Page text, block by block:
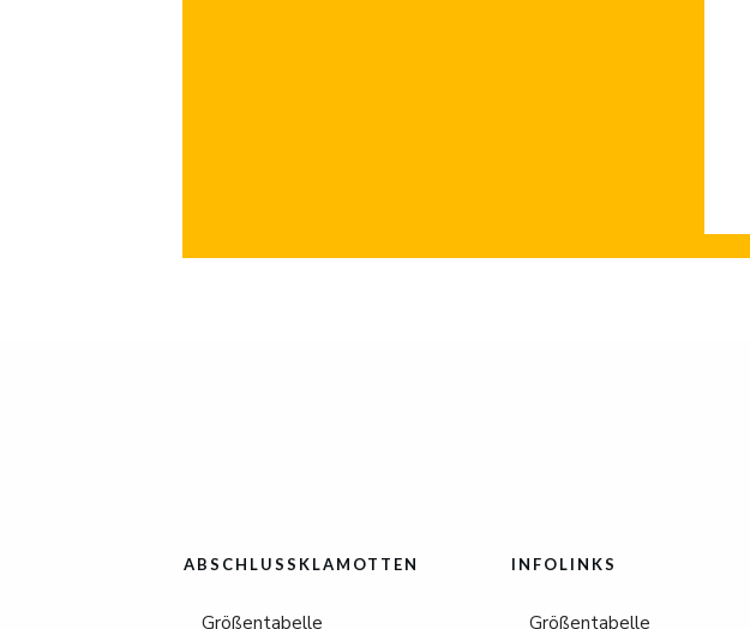
ABSCHLUSSKLAMOTTEN
Größentabelle
INFOLINKS
Größentabelle